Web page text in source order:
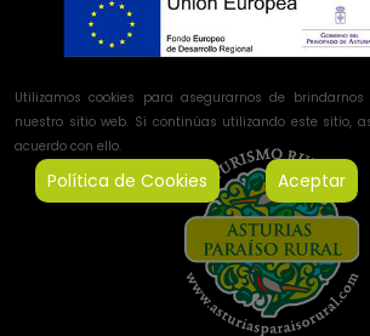
Utilizamos cookies para asegurarnos de
nuestro sitio web. Si continúas utilizando este sitio,
acuerdo con ello.
Política de Cookies Aceptar